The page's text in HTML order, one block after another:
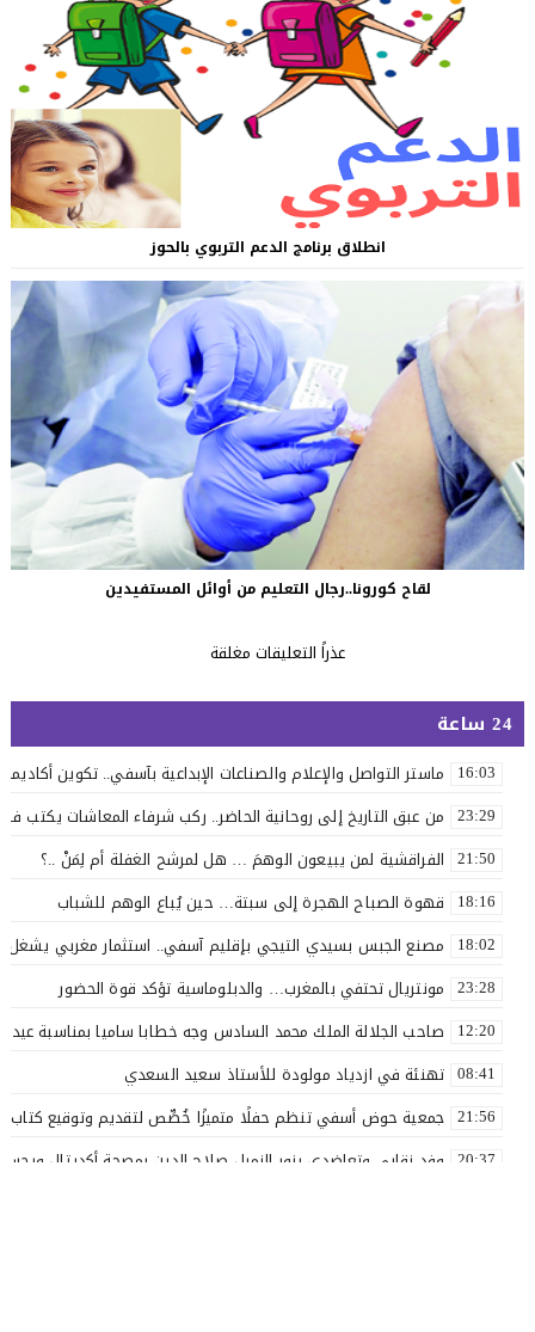
انطلاق برنامج الدعم التربوي بالحوز
لقاح كورونا..رجال التعليم من أوائل المستفيدين
عذراً التعليقات مغلقة
24 ساعة
16:03 ماستر التواصل والإعلام والصناعات الإبداعية بآسفي.. تكوين
23:29 من عبق التاريخ إلى روحانية الحاضر.. ركب شرفاء المعاشات يكتب
21:50 الفراقشية لمن يبيعون الوهمَ … هل لمرشح الغفلة أم لِمَنْ ..؟
18:16 قهوة الصباح الهجرة إلى سبتة… حين يُباع الوهم للشباب
18:02 مصنع الجبس بسيدي التيجي بإقليم آسفي.. استثمار مغربي يشغل 110 عاملاً
23:28 مونتريال تحتفي بالمغرب… والدبلوماسية تؤكد قوة الحضور
12:20 صاحب الجلالة الملك محمد السادس وجه خطابا ساميا بمناسبة عيد
08:41 تهنئة في ازدياد مولودة للأستاذ سعيد السعدي
21:56 جمعية حوض أسفي تنظم حفلًا متميزًا خُصِّص لتقديم وتوقيع كتاب
20:37 وفد نقابي وتعاضدي يزور الزميل صلاح الدين بمصحة أكديتال ويجسد